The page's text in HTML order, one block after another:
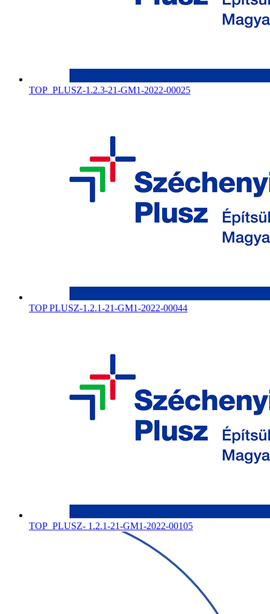
TOP_PLUSZ-1.2.3-21-GM1-2022-00025
TOP PLUSZ-1.2.1-21-GM1-2022-00044
TOP_PLUSZ- 1.2.1-21-GM1-2022-00105